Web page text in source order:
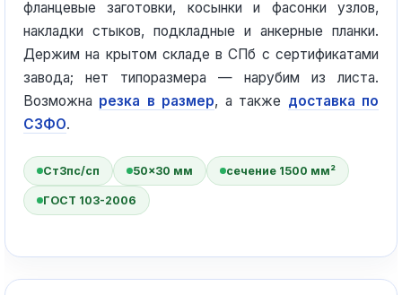
фланцевые заготовки, косынки и фасонки узлов,
накладки стыков, подкладные и анкерные планки.
Держим на крытом складе в СПб с сертификатами
завода; нет типоразмера — нарубим из листа.
Возможна резка в размер, а также доставка по
СЗФО.
Ст3пс/сп 50×30 мм сечение 1500 мм²
ГОСТ 103-2006